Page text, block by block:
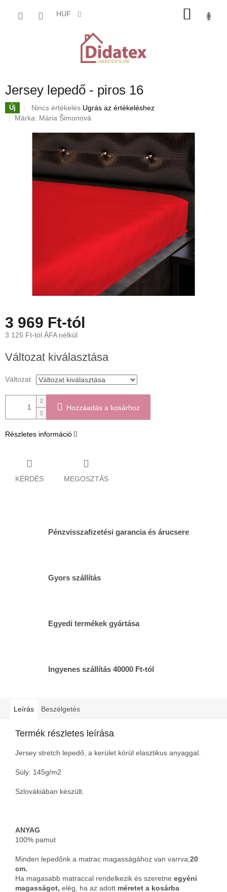
HUF
Jersey lepedő - piros 16
Új
A
termék
értékelése
csillag.
Nincs értékelés Ugrás az értékeléshez
Márka: Mária Šimonová
3 969 Ft-tól
3 125 Ft-tól ÁFA nélkül
Változat kiválasztása
Változat
Hozzáadás a kosárhoz
Részletes információ
KÉRDÉS MEGOSZTÁS
Pénzvisszafizetési garancia és árucsere
Gyors szállítás
Egyedi termékek gyártása
Ingyenes szállítás 40000 Ft-tól
Leírás Beszélgetés
Termék részletes leírása
Jersey stretch lepedő, a kerület körül elasztikus anyaggal.
Súly: 145g/m2
Szlovákiában készült.
ANYAG
100% pamut
Minden lepedőnk a matrac magasságához van varrva;20
cm.
Ha magasabb matraccal rendelkezik és szeretne egyéni
magasságot, elég, ha az adott méretet a kosárba